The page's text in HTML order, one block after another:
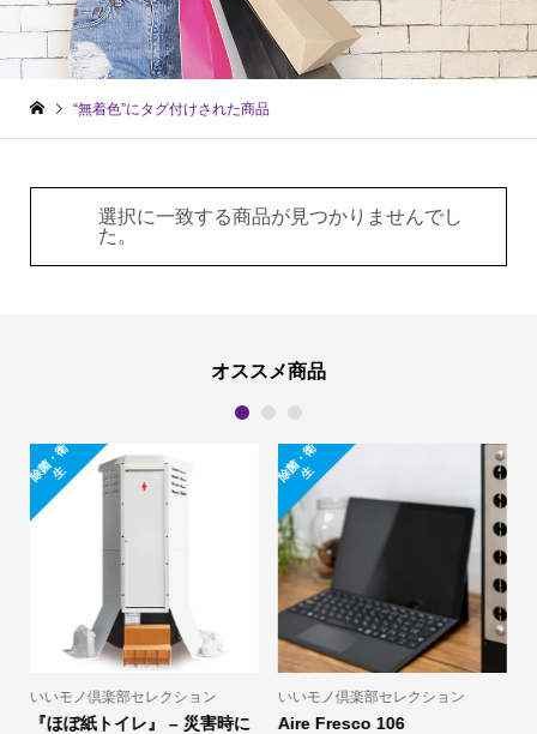
“無着色”にタグ付けされた商品
選択に一致する商品が見つかりませんでし
た。
オススメ商品
部セレクション
レ』 – 災害時に
除
菌
・
衛
いいモノ倶楽部セレクション
Aire Fresco 106
いいモノ倶楽部セ
1 2 3